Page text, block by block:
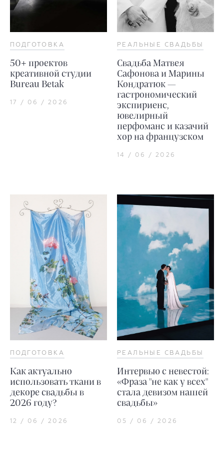
ПОДГОТОВКА
50+ проектов
креативной студии
Bureau Betak
17 / 06 / 2026
РЕАЛЬНЫЕ СВАДЬБЫ
Свадьба Матвея
Сафонова и Марины
Кондратюк —
гастрономический
экспириенс,
ювелирный
перфоманс и казачий
хор на французском
14 / 06 / 2026
ПОДГОТОВКА
Как актуально
использовать ткани в
декоре свадьбы в
2026 году?
12 / 06 / 2026
РЕАЛЬНЫЕ СВАДЬБЫ
Интервью с невестой:
«Фраза "не как у всех"
стала девизом нашей
свадьбы»
05 / 06 / 2026